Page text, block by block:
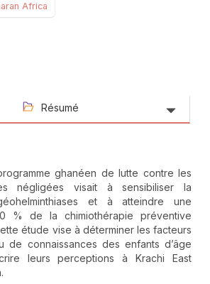
Africa
Résumé
ghanéen de lutte contre les
négligées visait à sensibiliser la
et à atteindre une
% de la chimiothérapie préventive
étude vise à déterminer les facteurs
de connaissances des enfants d’âge
leurs perceptions à Krachi East